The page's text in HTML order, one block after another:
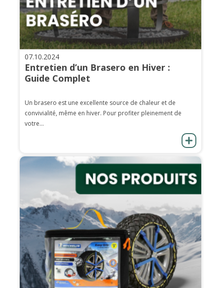
07.10.2024
Entretien d’un Brasero en Hiver :
Guide Complet
Un brasero est une excellente source de chaleur et de
convivialité, même en hiver. Pour profiter pleinement de
votre...